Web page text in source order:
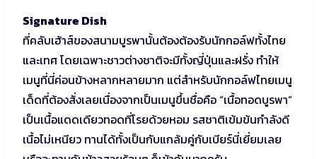
Signature Dish
ที่คลับเฮ้าส์ของสนามบูรพานั้นต้องต้องรับนักกอล์ฟทั้งไทย
และเทศ โดยเฉพาะชาวต่างชาติจะมีทั้งญี่ปุ่นและฝรั่ง ทำให้
เมนูที่นี่ค่อนข้างหลากหลายมาก แต่สำหรับนักกอล์ฟไทยเมนู
เด็ดที่ต้องสั่งเลยเนื่องจากเป็นเมนูขึ้นชื่อคือ “เนื้อทอดบูรพา”
เป็นเนื้อแดดเดียวทอดที่โรยด้วยหอม รสชาติเข้มข้นกำลังดี
เนื้อไม่เหนียว ทานได้ทั้งเป็นกับแกล้มคู่กับเบียร์นี่เยี่ยมเลย